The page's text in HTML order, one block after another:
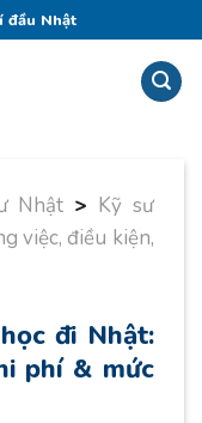
đầu Nhật
Nhật> Kỹ sư
việc, điều kiện,
đi Nhật:
phí & mức